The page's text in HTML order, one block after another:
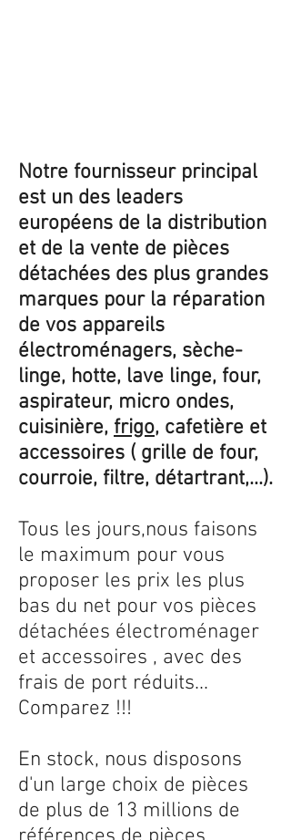
Notre fournisseur principal
est un des leaders
européens de la distribution
et de la vente de pièces
détachées des plus grandes
marques pour la réparation
de vos appareils
électroménagers, sèche-
linge, hotte, lave linge, four,
aspirateur, micro ondes,
cuisinière, frigo, cafetière et
accessoires ( grille de four,
courroie, filtre, détartrant,...).
Tous les jours,nous faisons
le maximum pour vous
proposer les prix les plus
bas du net pour vos pièces
détachées électroménager
et accessoires , avec des
frais de port réduits...
Comparez !!!
En stock, nous disposons
d'un large choix de pièces
de plus de 13 millions de